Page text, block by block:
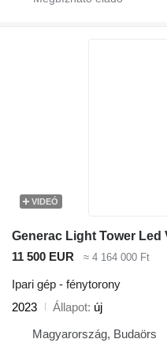
VIDEÓ
11 500 EUR ≈ 4 164 000 Ft
Ipari gép - fénytorony
2023
Állapot új
Magyarország, Budaörs